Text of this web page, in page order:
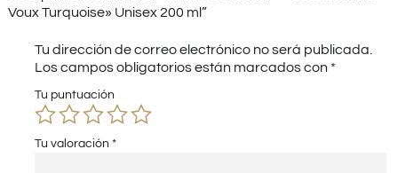
Voux Turquoise» Unisex 200 ml”
Tu dirección de correo electrónico no será publicada.
Los campos obligatorios están marcados con *
Tu puntuación
Tu valoración *